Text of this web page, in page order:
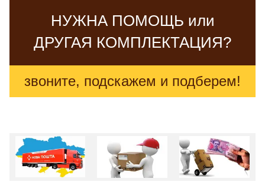
НУЖНА ПОМОЩЬ или
ДРУГАЯ КОМПЛЕКТАЦИЯ?
звоните, подскажем и подберем!